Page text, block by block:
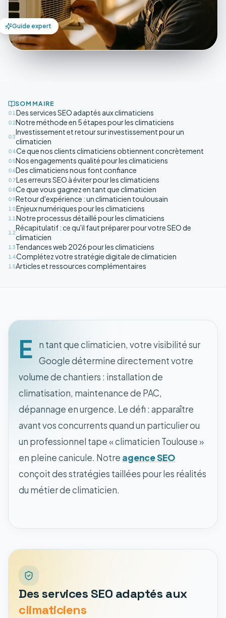
Guide expert
SOMMAIRE
01 Des services SEO adaptés aux climaticiens
02Notre méthode en 5 étapes pour les climaticiens
03
Investissement et retour sur investissement pour un
climaticien
04Ce que nos clients climaticiens obtiennent concrètement
05Nos engagements qualité pour les climaticiens
06Des climaticiens nous font confiance
07Les erreurs SEO à éviter pour les climaticiens
08Ce que vous gagnez en tant que climaticien
09Retour d'expérience : un climaticien toulousain
10Enjeux numériques pour les climaticiens
11 Notre processus détaillé pour les climaticiens
12
Récapitulatif : ce qu'il faut préparer pour votre SEO de
climaticien
13Tendances web 2026 pour les climaticiens
14Complétez votre stratégie digitale de climaticien
15Articles et ressources complémentaires
E
n tant que climaticien, votre visibilité sur
Google détermine directement votre
volume de chantiers : installation de
climatisation, maintenance de PAC,
dépannage en urgence. Le défi : apparaître
avant vos concurrents quand un particulier ou
un professionnel tape « climaticien Toulouse »
en pleine canicule. Notre agence SEO
conçoit des stratégies taillées pour les réalités
du métier de climaticien.
Des services SEO adaptés aux
climaticiens